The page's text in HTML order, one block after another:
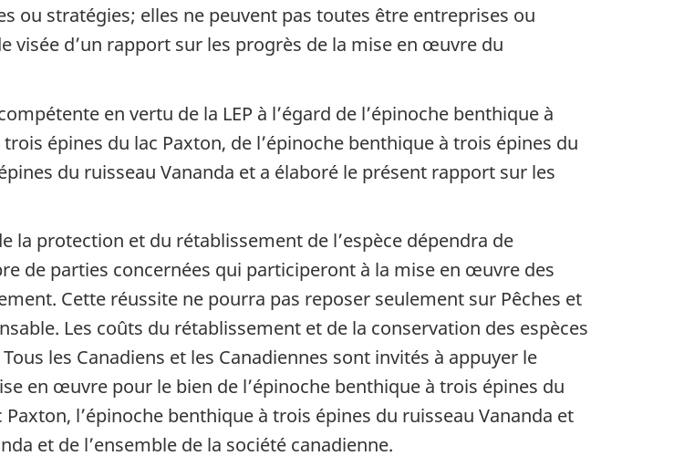
ou stratégies; elles ne peuvent pas toutes être entreprises ou
d’un rapport sur les progrès de la mise en œuvre du
en vertu de la LEP à l’égard de l’épinoche benthique à
épines du lac Paxton, de l’épinoche benthique à trois épines du
du ruisseau Vananda et a élaboré le présent rapport sur les
la protection et du rétablissement de l’espèce dépendra de
de parties concernées qui participeront à la mise en œuvre des
Cette réussite ne pourra pas reposer seulement sur Pêches et
Les coûts du rétablissement et de la conservation des espèces
les Canadiens et les Canadiennes sont invités à appuyer le
en œuvre pour le bien de l’épinoche benthique à trois épines du
l’épinoche benthique à trois épines du ruisseau Vananda et
et de l’ensemble de la société canadienne.